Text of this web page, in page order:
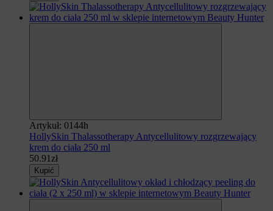
Artykuł: 0144h
HollySkin Thalassotherapy Antycellulitowy rozgrzewający
krem ​​do ciała 250 ml
50.91zł
Kupić